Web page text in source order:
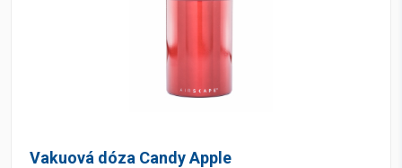
Vakuová dóza Candy Apple